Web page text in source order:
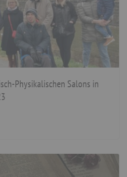
Physikalischen Salons in